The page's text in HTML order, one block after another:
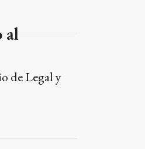
al
de Legal y